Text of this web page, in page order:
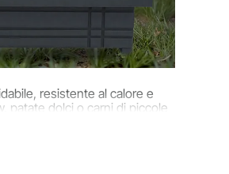
resistente al calore e
patate dolci o carni di piccole